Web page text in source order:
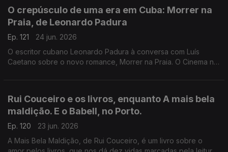
O crepúsculo de uma era em Cuba: Morrer na
Praia, de Leonardo Padura
Ep. 121
24 jun. 2026
O escritor cubano Leonardo Padura à conversa com Luís
Caetano sobre o novo romance, Morrer na Praia. O Cinema n'A
Rui Couceiro e os livros, enquanto A mais bela
maldição. E o Babell, no Porto.
Ep. 120
23 jun. 2026
A Mais Bela Maldição, de Rui Couceiro, é um livro sobre o